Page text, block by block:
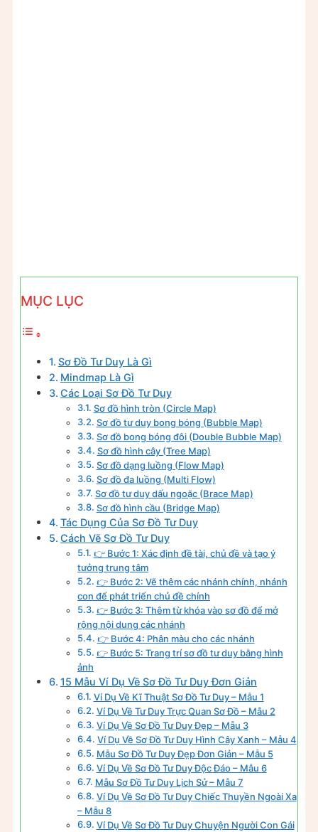
MỤC LỤC
Sơ Đồ Tư Duy Là Gì
Mindmap Là Gì
Các Loại Sơ Đồ Tư Duy
Sơ đồ hình tròn (Circle Map)
Sơ đồ tư duy bong bóng (Bubble Map)
Sơ đồ bong bóng đôi (Double Bubble Map)
Sơ đồ hình cây (Tree Map)
Sơ đồ dạng luồng (Flow Map)
Sơ đồ đa luồng (Multi Flow)
Sơ đồ tư duy dấu ngoặc (Brace Map)
Sơ đồ hình cầu (Bridge Map)
Tác Dụng Của Sơ Đồ Tư Duy
Cách Vẽ Sơ Đồ Tư Duy
👉 Bước 1: Xác định đề tài, chủ đề và tạo ý
tưởng trung tâm
👉 Bước 2: Vẽ thêm các nhánh chính, nhánh
con để phát triển chủ đề chính
👉 Bước 3: Thêm từ khóa vào sơ đồ để mở
rộng nội dung các nhánh
👉 Bước 4: Phân màu cho các nhánh
👉 Bước 5: Trang trí sơ đồ tư duy bằng hình
ảnh
15 Mẫu Ví Dụ Về Sơ Đồ Tư Duy Đơn Giản
Ví Dụ Về Kĩ Thuật Sơ Đồ Tư Duy – Mẫu 1
Ví Dụ Về Tư Duy Trực Quan Sơ Đồ – Mẫu 2
Ví Dụ Về Sơ Đồ Tư Duy Đẹp – Mẫu 3
Ví Dụ Về Sơ Đồ Tư Duy Hình Cây Xanh – Mẫu 4
Mẫu Sơ Đồ Tư Duy Đẹp Đơn Giản – Mẫu 5
Ví Dụ Về Sơ Đồ Tư Duy Độc Đáo – Mẫu 6
Mẫu Sơ Đồ Tư Duy Lịch Sử – Mẫu 7
Ví Dụ Về Sơ Đồ Tư Duy Chiếc Thuyền Ngoài Xa
– Mẫu 8
Ví Dụ Về Sơ Đồ Tư Duy Chuyện Người Con Gái